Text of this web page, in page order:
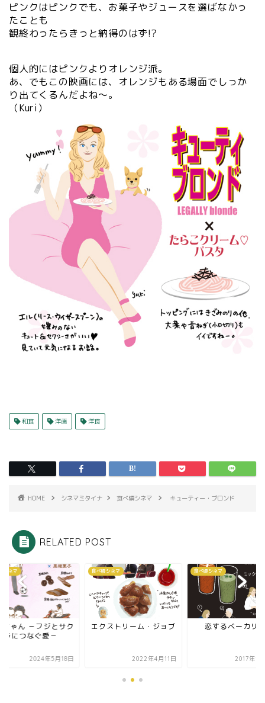
ピンクはピンクでも、お菓子やジュースを選ばなかっ
たことも
観終わったらきっと納得のはず!?
個人的にはピンクよりオレンジ派。
あ、でもこの映画には、オレンジもある場面でしっか
り出てくるんだよね～。
（Kuri）
和食 洋画 洋食
HOME シネマミタイナ 食べ頃シネマ キューティー・ブロンド
RELATED POST
シネマ
ちゃん －フジとサク
ラにつなぐ愛－
2024年5月18日
食べ頃シネマ
エクストリーム・ジョブ
2022年4月11日
食べ頃シネマ
恋するベーカリ
2017年1